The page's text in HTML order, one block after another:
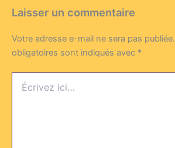
Laisser un commentaire
Votre adresse e-mail ne sera pas publiée.
obligatoires sont indiqués avec *
ici…